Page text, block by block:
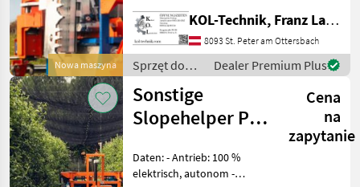
Nowa maszyna
(TeroAir-App) -
Datenmanagement:
Cloudbasierte Auswertung
und Speicherung -
Betriebsspannung: 4
KOL-Technik, Franz Lampl-Küssner
8093 St. Peter am Ottersbach
Sprzęt do
uprawy
winorośli /
Sonstige
Dealer Premium Plus
Sonstige
Slopehelper PeK
Cena
na
zapytanie
Daten: - Antrieb: 100 %
elektrisch, autonom -